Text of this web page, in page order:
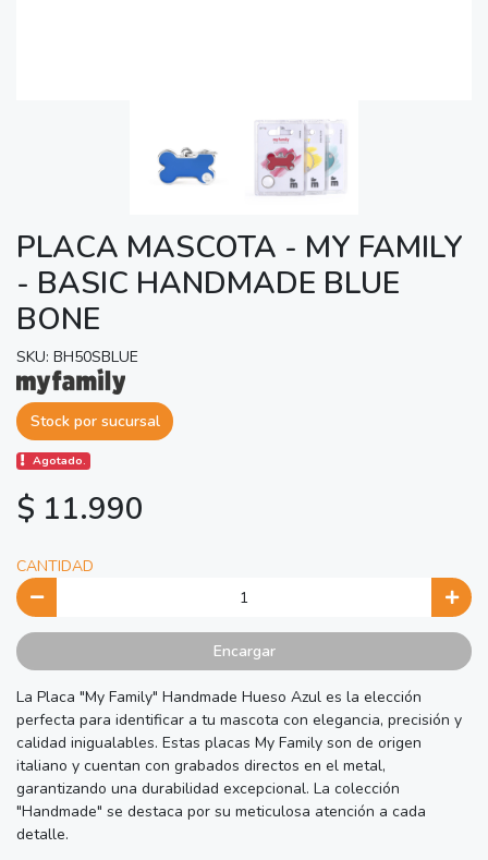
PLACA MASCOTA - MY FAMILY
- BASIC HANDMADE BLUE
BONE
SKU: BH50SBLUE
Stock por sucursal
Agotado.
$ 11.990
CANTIDAD
Encargar
La Placa "My Family" Handmade Hueso Azul es la elección
perfecta para identificar a tu mascota con elegancia, precisión y
calidad inigualables. Estas placas My Family son de origen
italiano y cuentan con grabados directos en el metal,
garantizando una durabilidad excepcional. La colección
"Handmade" se destaca por su meticulosa atención a cada
detalle.